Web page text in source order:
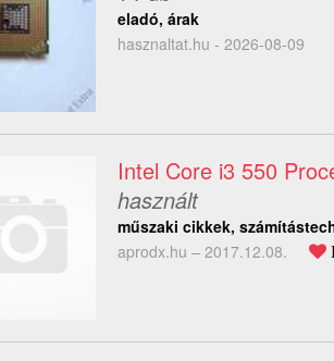
eladó, árak
hasznaltat.hu - 2026-08-09
Intel Core i3 550
használt
műszaki cikkek,
aprodx.hu – 2017.12.08.